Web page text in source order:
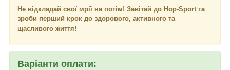
Не відкладай свої мрії на потім! Завітай до Hop-Sport та
зроби перший крок до здорового, активного та
щасливого життя!
Варіанти оплати: